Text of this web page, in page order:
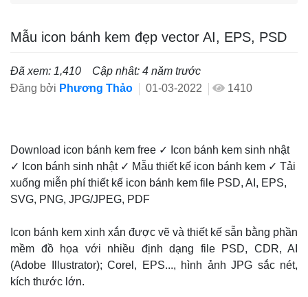
Mẫu icon bánh kem đẹp vector AI, EPS, PSD
Đã xem: 1,410
Cập nhât: 4 năm trước
Đăng bởi Phương Thảo 01-03-2022 1410
Download icon bánh kem free ✓ Icon bánh kem sinh nhật
✓ Icon bánh sinh nhật ✓ Mẫu thiết kế icon bánh kem ✓ Tải
xuống miễn phí thiết kế icon bánh kem file PSD, AI, EPS,
SVG, PNG, JPG/JPEG, PDF
Icon bánh kem xinh xắn được vẽ và thiết kế sẵn bằng phần
mềm đồ họa với nhiều định dạng file PSD, CDR, AI
(Adobe Illustrator); Corel, EPS..., hình ảnh JPG sắc nét,
kích thước lớn.